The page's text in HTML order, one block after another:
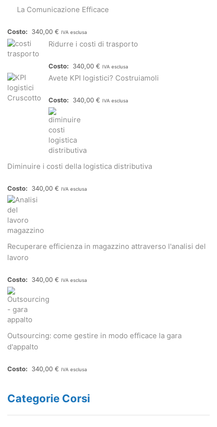
La Comunicazione Efficace
340,00 € IVA esclusa
Ridurre i costi di trasporto
340,00 € IVA esclusa
Avete KPI logistici? Costruiamoli
340,00 € IVA esclusa
Diminuire i costi della logistica distributiva
340,00 € IVA esclusa
Recuperare efficienza in magazzino attraverso l'analisi del
lavoro
340,00 € IVA esclusa
Outsourcing: come gestire in modo efficace la gara
d'appalto
340,00 € IVA esclusa
Categorie Corsi